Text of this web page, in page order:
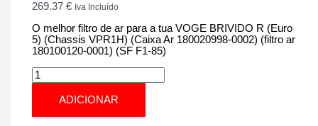
269.37€ Iva Incluído
O melhor filtro de ar para a tua VOGE BRIVIDO R (Euro
5) (Chassis VPR1H) (Caixa Ar 180020998-0002) (filtro ar
180100120-0001) (SF F1-85)
Quantidade
de
VOGE
BRIVIDO
R
ADICIONAR